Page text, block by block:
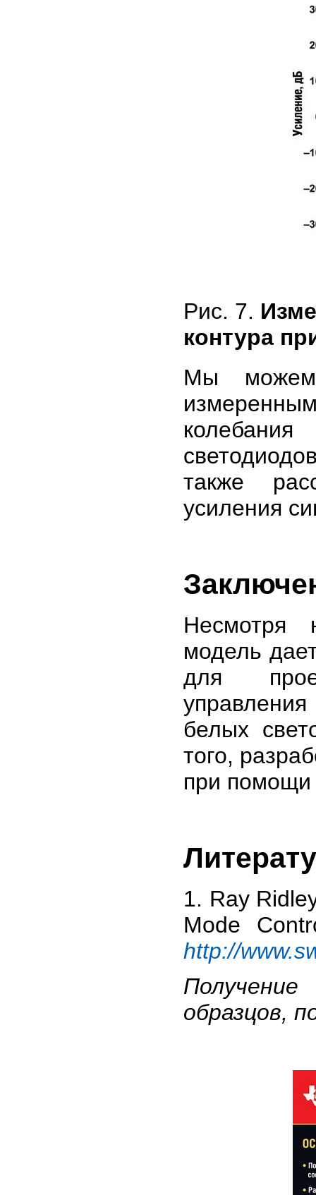
Рис. 7.
контура
Мы можем
колебания
также
усиления
Несмотря
модель
для
белых
того,
при помощи
1. Ray
Mode
http://
образцов,